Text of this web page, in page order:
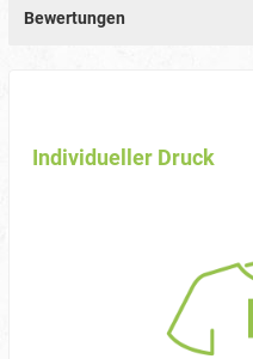
Bewertungen
Individueller Druck